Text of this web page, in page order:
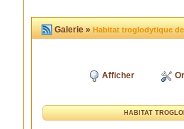
Galerie »Habitat troglodytique
Afficher
HABITAT